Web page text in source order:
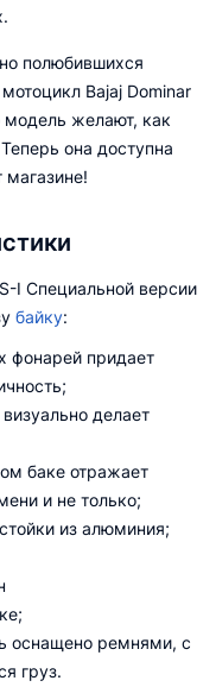
полюбившихся
Bajaj Dominar
желают, как
она доступна
I Специальной версии
байку:
фонарей придает
делает
баке отражает
и не только;
из алюминия;
оснащено ремнями, с
груз.